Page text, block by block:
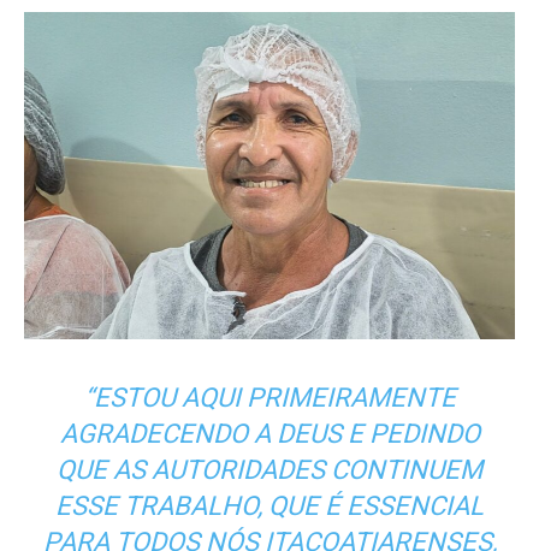
“ESTOU AQUI PRIMEIRAMENTE
AGRADECENDO A DEUS E PEDINDO
QUE AS AUTORIDADES CONTINUEM
ESSE TRABALHO, QUE É ESSENCIAL
PARA TODOS NÓS ITACOATIARENSES,